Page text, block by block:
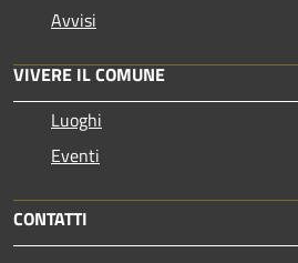
Avvisi
VIVERE IL COMUNE
Luoghi
Eventi
CONTATTI